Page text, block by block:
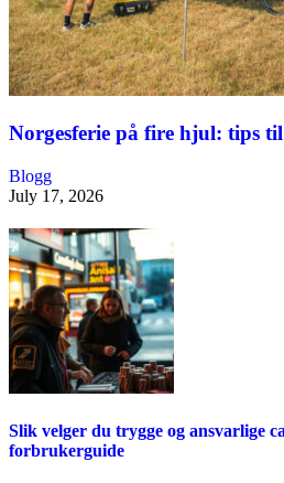
Norgesferie på fire hjul: tips
Blogg
July 17, 2026
Slik velger du trygge og ansvarlige
forbrukerguide